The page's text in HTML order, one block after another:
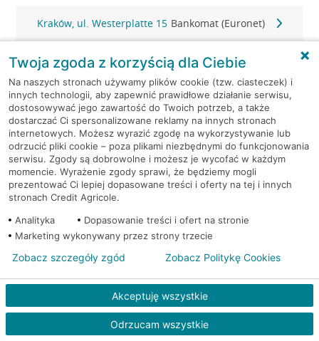
Kraków, ul. Westerplatte 15 Bankomat (Euronet)
Kraków, ul. Wielicka 259 Bankomat (Euronet)
Kraków, ul. Wielicka 259 Bankomat (Euronet)
Kraków, ul. Wielicka 72 Bankomat (Euronet)
Kraków, ul. Wielicka 72 Bankomat (Euronet)
Kraków, ul. Wielicka 72
Kraków, ul. Wielicka 79 Bankomat (Euronet)
Kraków, ul. Wiślna 6 Bankomat (Euronet)
Kraków, ul. Włoska 2 Bankomat (Euronet)
Kraków, ul. Wrocławska 43A Bankomat (Euronet)
Twoja zgoda z korzyścią dla Ciebie
Na naszych stronach używamy plików cookie (tzw. ciasteczek) i
innych technologii, aby zapewnić prawidłowe działanie serwisu,
dostosowywać jego zawartość do Twoich potrzeb, a także
dostarczać Ci spersonalizowane reklamy na innych stronach
internetowych. Możesz wyrazić zgodę na wykorzystywanie lub
odrzucić pliki cookie – poza plikami niezbędnymi do funkcjonowania
serwisu. Zgody są dobrowolne i możesz je wycofać w każdym
momencie. Wyrażenie zgody sprawi, że będziemy mogli
prezentować Ci lepiej dopasowane treści i oferty na tej i innych
stronach Credit Agricole.
Analityka
Dopasowanie treści i ofert na stronie
Marketing wykonywany przez strony trzecie
Akceptuję wszystkie
Odrzucam wszystkie
Zobacz szczegóły zgód Zobacz Politykę Cookies